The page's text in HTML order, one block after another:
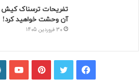
تفریحات ترسناک کیش
آن وحشت خواهید کرد!
30 فروردین 1405
فیسبوکتوییترپینتریست